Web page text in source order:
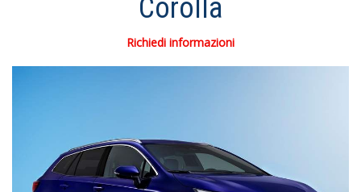
Corolla
Richiedi informazioni